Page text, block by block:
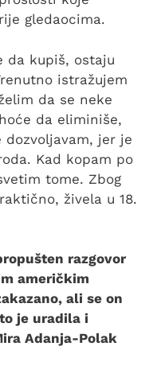
gledaocima.
da kupiš, ostaju
istražujem
da se neke
da eliminiše,
jer je
Kad kopam po
tome. Zbog
živela u 18.
razgovor
američkim
ali se on
je uradila i
Adanja-Polak